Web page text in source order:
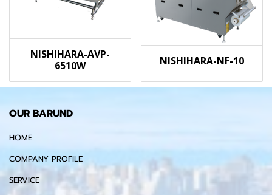
NISHIHARA-AVP-
6510W
NISHIHARA-NF-10
OUR BARUND
HOME
COMPANY PROFILE
SERVICE